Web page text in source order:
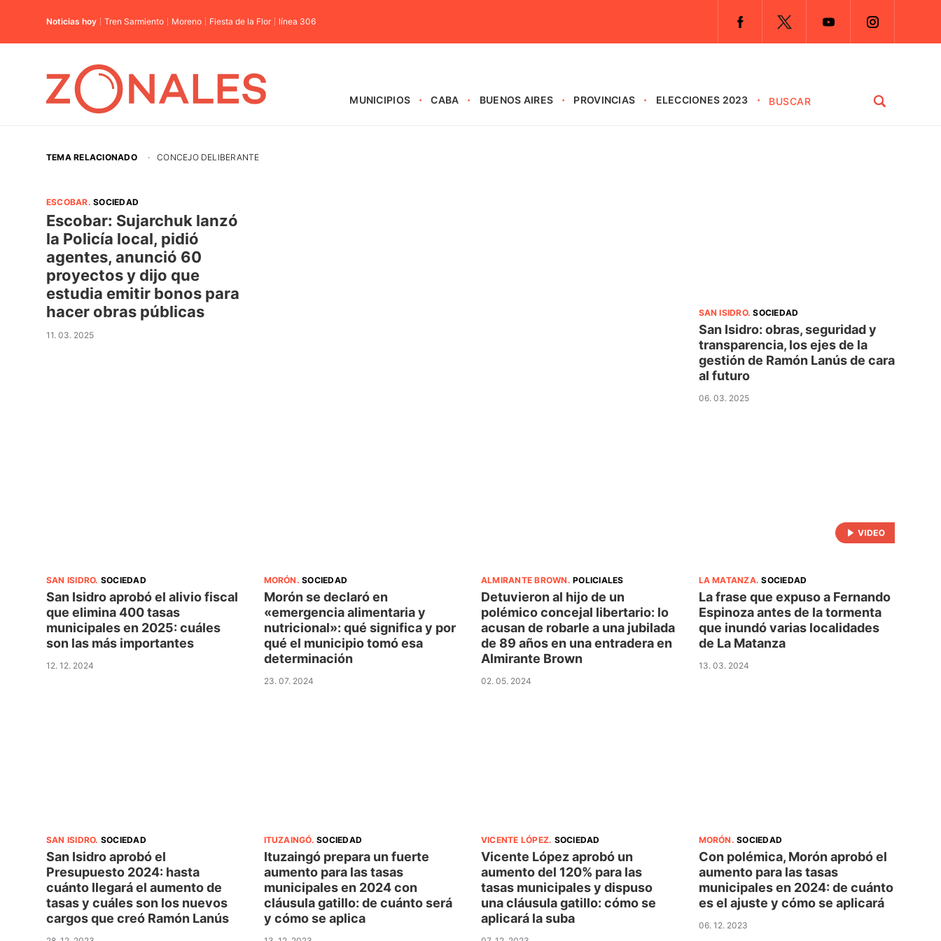
Noticias hoy Tren Sarmiento Moreno Fiesta de la Flor línea 306
MUNICIPIOS CABA BUENOS AIRES PROVINCIAS ELECCIONES 2023
TEMA RELACIONADO · CONCEJO DELIBERANTE
ESCOBAR.SOCIEDAD
Escobar: Sujarchuk lanzó
la Policía local, pidió
agentes, anunció 60
proyectos y dijo que
estudia emitir bonos para
hacer obras públicas
11. 03. 2025
SAN ISIDRO.SOCIEDAD
San Isidro: obras, seguridad y
transparencia, los ejes de la
gestión de Ramón Lanús de cara
al futuro
06. 03. 2025
SAN ISIDRO. SOCIEDAD
San Isidro aprobó el alivio fiscal
que elimina 400 tasas
municipales en 2025: cuáles
son las más importantes
12. 12. 2024
MORÓN .SOCIEDAD
Morón se declaró en
«emergencia alimentaria y
nutricional»: qué significa y por
qué el municipio tomó esa
determinación
23. 07. 2024
ALMIRANTE BROWN .POLICIALES
Detuvieron al hijo de un
polémico concejal libertario: lo
acusan de robarle a una jubilada
de 89 años en una entradera en
Almirante Brown
02. 05. 2024
LA MATANZA.SOCIEDAD
La frase que expuso a Fernando
Espinoza antes de la tormenta
que inundó varias localidades
de La Matanza
13. 03. 2024
SAN ISIDRO. SOCIEDAD
San Isidro aprobó el
Presupuesto 2024: hasta
cuánto llegará el aumento de
tasas y cuáles son los nuevos
cargos que creó Ramón Lanús
ITUZAINGÓ.SOCIEDAD
Ituzaingó prepara un fuerte
aumento para las tasas
municipales en 2024 con
cláusula gatillo: de cuánto será
y cómo se aplica
VICENTE LÓPEZ. SOCIEDAD
Vicente López aprobó un
aumento del 120% para las
tasas municipales y dispuso
una cláusula gatillo: cómo se
aplicará la suba
MORÓN .SOCIEDAD
Con polémica, Morón aprobó el
aumento para las tasas
municipales en 2024: de cuánto
es el ajuste y cómo se aplicará
06. 12. 2023